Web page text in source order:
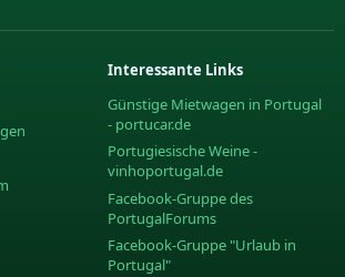
Interessante Links
Günstige Mietwagen in Portugal
- portucar.de
Portugiesische Weine -
vinhoportugal.de
Facebook-Gruppe des
PortugalForums
Facebook-Gruppe "Urlaub in
Portugal"